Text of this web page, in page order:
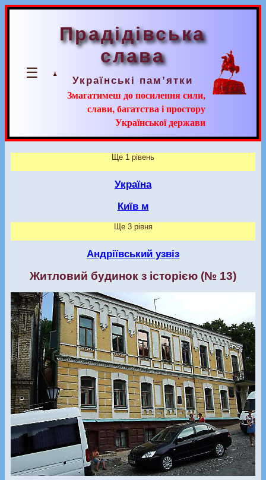
☰
Прадідівська
слава
Українські пам’ятки
Змагатимеш до посилення сили,
слави, багатства і простору
Української держави
Ще 1 рівень
Україна
Київ м
Ще 3 рівня
Андріївський узвіз
Житловий будинок з історією (№ 13)